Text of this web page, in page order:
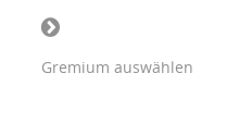
Gremium auswählen